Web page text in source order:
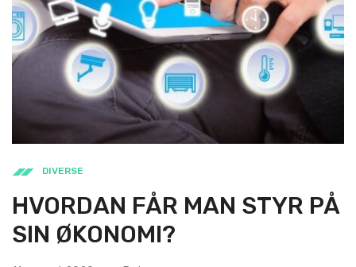
DIVERSE
HVORDAN FÅR MAN STYR PÅ
SIN ØKONOMI?